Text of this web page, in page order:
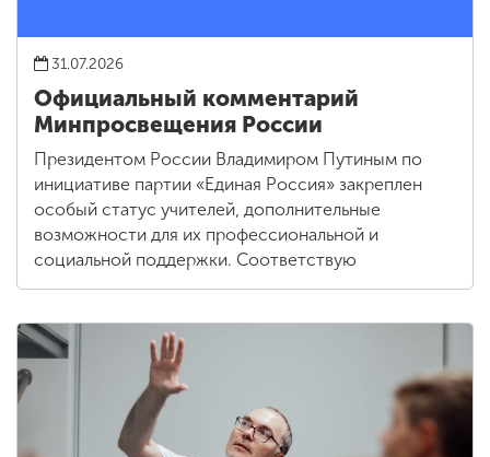
31.07.2026
Официальный комментарий
Минпросвещения России
Президентом России Владимиром Путиным по
инициативе партии «Единая Россия» закреплен
особый статус учителей, дополнительные
возможности для их профессиональной и
социальной поддержки. Соответствую